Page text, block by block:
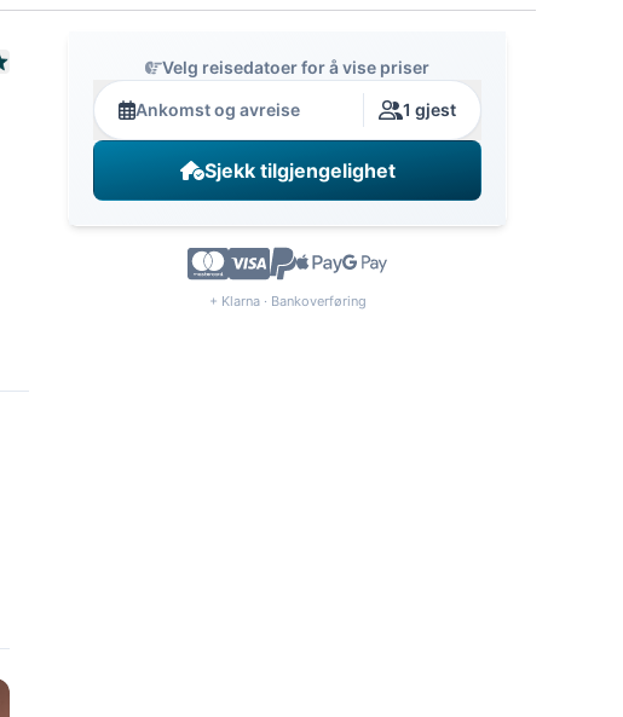
Velg reisedatoer for å vise priser
Ankomst og avreise 1 gjest
Sjekk tilgjengelighet
+ Klarna · Bankoverføring